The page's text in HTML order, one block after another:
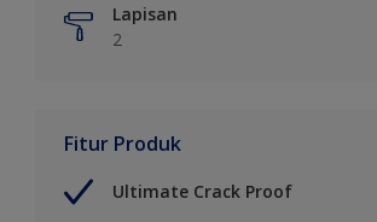
Lapisan
2
Fitur Produk
Ultimate Crack Proof